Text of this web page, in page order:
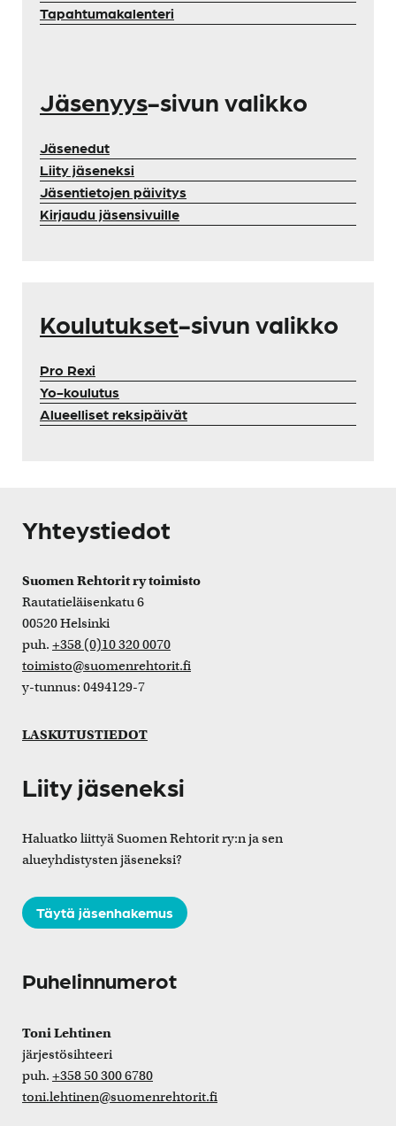
Tapahtumakalenteri
Jäsenyys-sivun valikko
Jäsenedut
Liity jäseneksi
Jäsentietojen päivitys
Kirjaudu jäsensivuille
Koulutukset-sivun valikko
Pro Rexi
Yo-koulutus
Alueelliset reksipäivät
Yhteystiedot
Suomen Rehtorit ry toimisto
Rautatieläisenkatu 6
00520 Helsinki
puh. +358 (0)10 320 0070
toimisto@suomenrehtorit.fi
y-tunnus: 0494129-7
LASKUTUSTIEDOT
Liity jäseneksi
Haluatko liittyä Suomen Rehtorit ry:n ja sen
alueyhdistysten jäseneksi?
Täytä jäsenhakemus
Puhelinnumerot
Toni Lehtinen
järjestösihteeri
puh. +358 50 300 6780
toni.lehtinen@suomenrehtorit.fi